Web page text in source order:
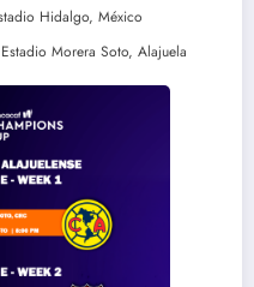
Hidalgo, México
Morera Soto, Alajuela